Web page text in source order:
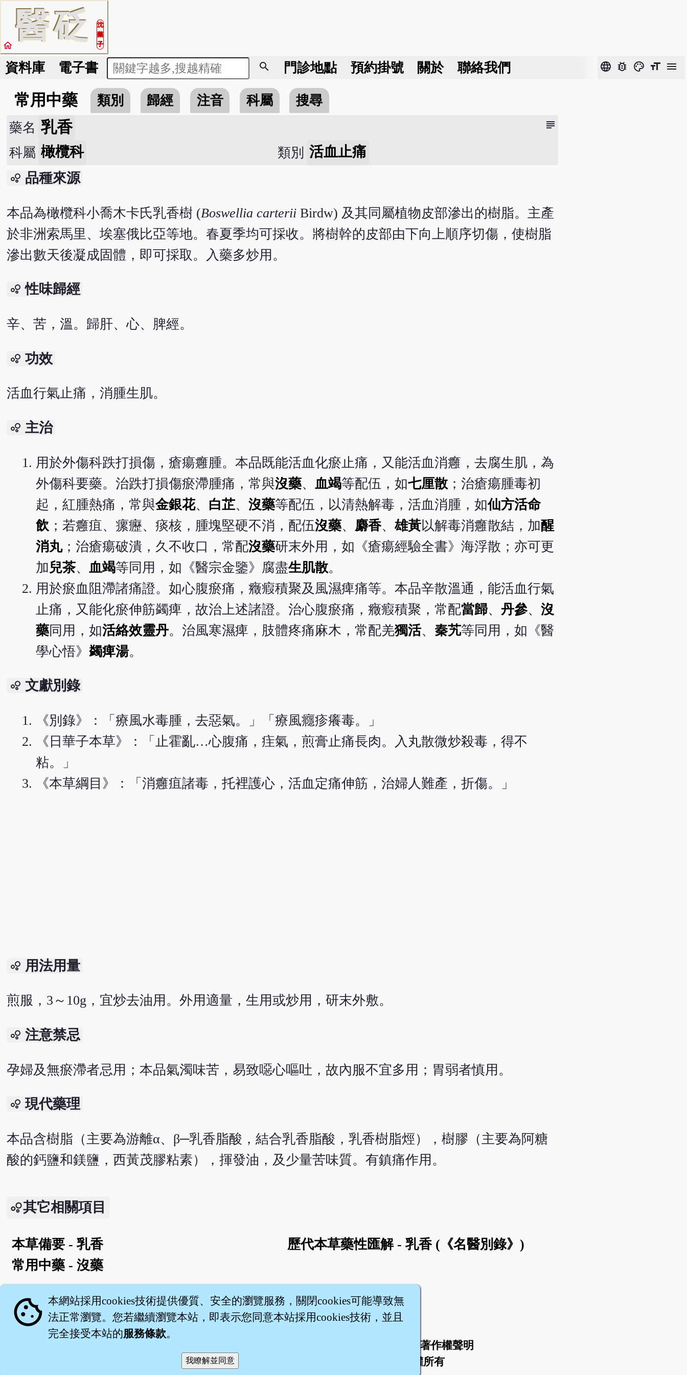
醫砭
沈
藥
子
home
資料庫 電子書 search 門診地點 預約掛號 關於 聯絡我們 language bug_report color_lens format_size menu
常用中藥 類別 歸經 注音 科屬 搜尋
subject
藥名 乳香
科屬 橄欖科 類別 活血止痛
bubble_chart 品種來源
本品為橄欖科小喬木卡氏乳香樹 (Boswellia carteriiBirdw) 及其同屬植物皮部滲出的樹脂。主產
於非洲索馬里、埃塞俄比亞等地。春夏季均可採收。將樹幹的皮部由下向上順序切傷，使樹脂
滲出數天後凝成固體，即可採取。入藥多炒用。
bubble_chart 性味歸經
辛、苦，溫。歸肝、心、脾經。
bubble_chart 功效
活血行氣止痛，消腫生肌。
bubble_chart 主治
用於外傷科跌打損傷，瘡瘍癰腫。本品既能活血化瘀止痛，又能活血消癰，去腐生肌，為
外傷科要藥。治跌打損傷瘀滯腫痛，常與沒藥、 血竭等配伍，如七厘散；治瘡瘍腫毒初
起，紅腫熱痛，常與金銀花、 白芷、 沒藥等配伍，以清熱解毒，活血消腫，如仙方活命
飲 ；若癰疽、瘰癧、痰核，腫塊堅硬不消，配伍沒藥、 麝香、雄黃以解毒消癰散結，加醒
消丸；治瘡瘍破潰，久不收口，常配沒藥研末外用，如《瘡瘍經驗全書》海浮散；亦可更
加兒茶、 血竭等同用，如《醫宗金鑒》腐盡生肌散。
用於瘀血阻滯諸痛證。如心腹瘀痛，癥瘕積聚及風濕痺痛等。本品辛散溫通，能活血行氣
止痛，又能化瘀伸筋蠲痺，故治上述諸證。治心腹瘀痛，癥瘕積聚，常配當歸、 丹參、 沒
藥同用，如活絡效靈丹。治風寒濕痺，肢體疼痛麻木，常配羌獨活、 秦艽等同用，如《醫
學心悟》 蠲痺湯。
bubble_chart 文獻別錄
《別錄》：「療風水毒腫，去惡氣。」「療風癮疹癢毒。」
《日華子本草》：「止霍亂…心腹痛，疰氣，煎膏止痛長肉。入丸散微炒殺毒，得不
粘。」
《本草綱目》：「消癰疽諸毒，托裡護心，活血定痛伸筋，治婦人難產，折傷。」
bubble_chart 用法用量
煎服，3～10g，宜炒去油用。外用適量，生用或炒用，研末外敷。
bubble_chart 注意禁忌
孕婦及無瘀滯者忌用；本品氣濁味苦，易致噁心嘔吐，故內服不宜多用；胃弱者慎用。
bubble_chart 現代藥理
本品含樹脂（主要為游離α、β─乳香脂酸，結合乳香脂酸，乳香樹脂烴），樹膠（主要為阿糖
酸的鈣鹽和鎂鹽，西黃茂膠粘素），揮發油，及少量苦味質。有鎮痛作用。
其它相關項目
本草備要 - 乳香
歷代本草藥性匯解 - 乳香 (《名醫別錄》)
常用中藥 - 沒藥
English version
著作權聲明
著作權所有
cookie 本網站採用cookies技術提供優質、安全的瀏覽服務，關閉cookies可能導致無
法正常瀏覽。您若繼續瀏覽本站，即表示您同意本站採用cookies技術，並且
完全接受本站的服務條款。